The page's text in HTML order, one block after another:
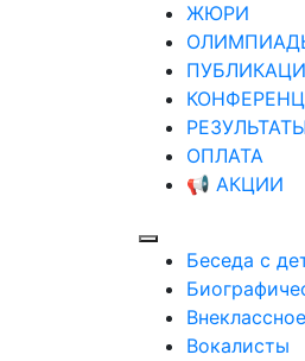
ЖЮРИ
ОПЛАТА
📢 АКЦИИ
Беседа с
Вокалисты